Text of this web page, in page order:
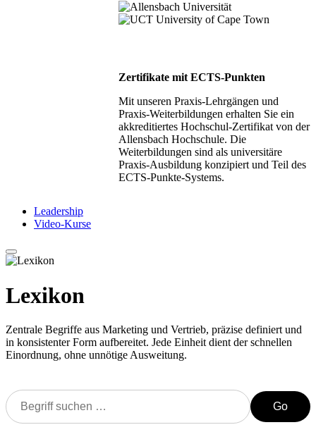
Zertifikate mit ECTS-Punkten
Mit unseren Praxis-Lehrgängen und
Praxis-Weiterbildungen erhalten Sie ein
akkreditiertes Hochschul-Zertifikat von der
Allensbach Hochschule. Die
Weiterbildungen sind als universitäre
Praxis-Ausbildung konzipiert und Teil des
ECTS-Punkte-Systems.
Leadership
Video-Kurse
Lexikon
Zentrale Begriffe aus Marketing und Vertrieb, präzise definiert und
in konsistenter Form aufbereitet. Jede Einheit dient der schnellen
Einordnung, ohne unnötige Ausweitung.
Go